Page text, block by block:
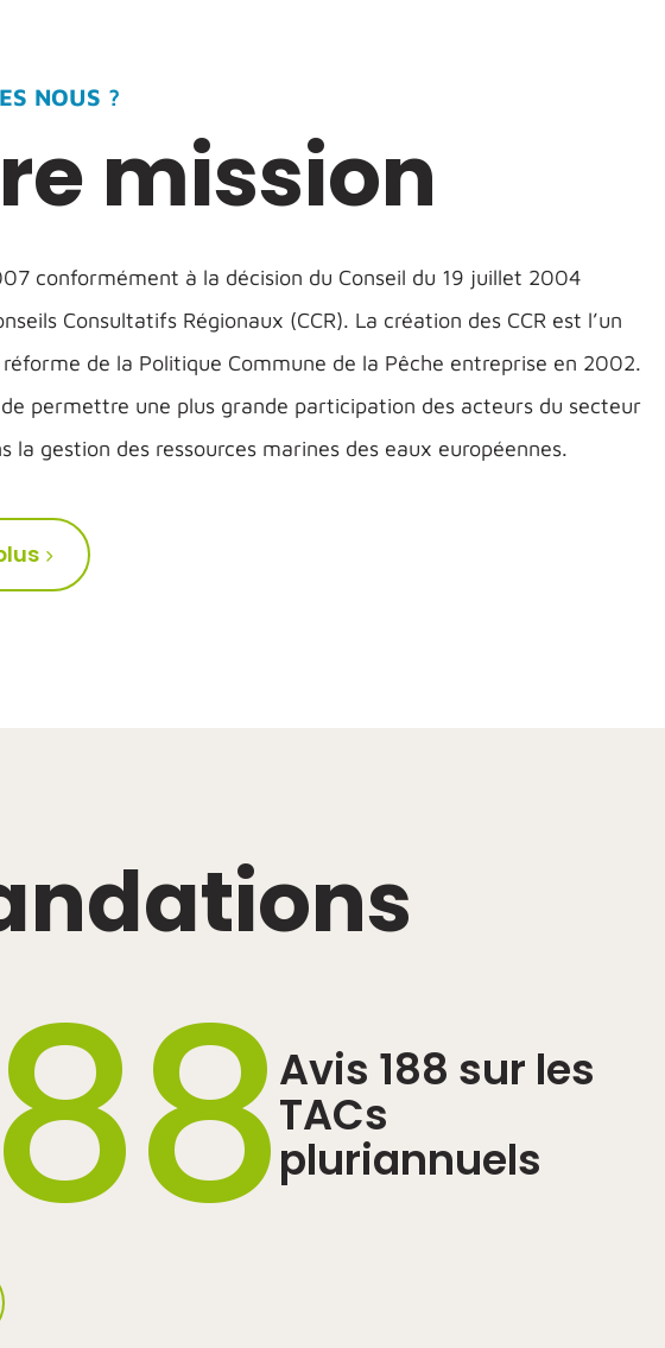
NOUS ?
mission
conformément à la décision du Conseil du 19 juillet 2004
Consultatifs Régionaux (CCR). La création des CCR est l’un
de la Politique Commune de la Pêche entreprise en 2002.
permettre une plus grande participation des acteurs du secteur
la gestion des ressources marines des eaux européennes.
Avis 188 sur les
TACs
pluriannuels